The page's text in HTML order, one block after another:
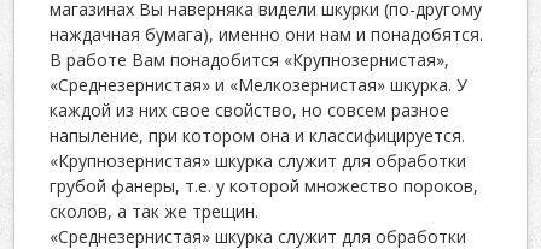
магазинах Вы наверняка видели шкурки (по-другому
наждачная бумага), именно они нам и понадобятся.
В работе Вам понадобится «Крупнозернистая»,
«Среднезернистая» и «Мелкозернистая» шкурка. У
каждой из них свое свойство, но совсем разное
напыление, при котором она и классифицируется.
«Крупнозернистая» шкурка служит для обработки
грубой фанеры, т.е. у которой множество пороков,
сколов, а так же трещин.
«Среднезернистая» шкурка служит для обработки